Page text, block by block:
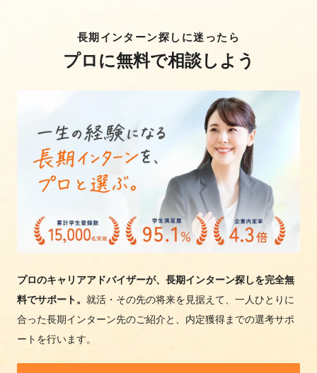
長期インターン探しに迷ったら
プロに無料で相談しよう
プロのキャリアアドバイザーが、長期インターン探しを完全無
料でサポート。 就活・その先の将来を見据えて、一人ひとりに
合った長期インターン先のご紹介と、内定獲得までの選考サポ
ートを行います。